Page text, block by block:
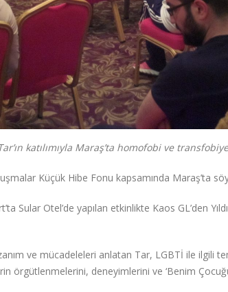
katılımıyla Maraş’ta homofobi ve
Küçük Hibe Fonu kapsamında Maraş’ta
Sular Otel’de yapılan etkinlikte Kaos GL’den
ve mücadeleleri anlatan Tar, LGBTİ ile ilgili
örgütlenmelerini, deneyimlerini ve ‘Benim